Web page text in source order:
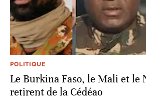
POLITIQUE
Le Burkina Faso, le Mali et le
retirent de la Cédéao